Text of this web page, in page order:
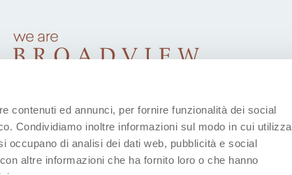
contenuti ed annunci, per fornire funzionalità dei social
Condividiamo inoltre informazioni sul modo in cui utilizza
occupano di analisi dei dati web, pubblicità e social
altre informazioni che ha fornito loro o che hanno